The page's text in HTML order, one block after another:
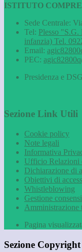
ISTITUTO
Sede Centrale:
Tel: Plesso
infanzia) Tel.
Email:
PEC:
Presidenza e
Sezione Link Utili
Cookie policy
Note legali
Informativa
Ufficio Relazioni
Dichiarazione di
Obiettivi di
Whistleblowing
Gestione
Amministrazione
Pagina
Sezione Copyright